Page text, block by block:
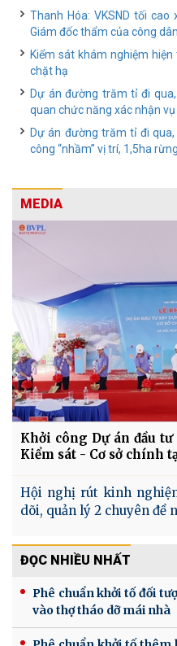
Thanh Hóa: VKSND tối
Giám đốc thẩm của công dân
Kiểm sát khám nghiệm
chặt hạ
Dự án đường trăm tỉ đi
quan chức năng xác nhận
Dự án đường trăm tỉ đi qua,
công “nhầm” vị trí, 1,5ha
MEDIA
Khởi công Dự án đầu
Kiểm sát - Cơ sở chính
Hội nghị rút kinh
dõi, quản lý 2 chuyên đề
ĐỌC NHIỀU NHẤT
Phê chuẩn khởi tố đối
vào thợ tháo dỡ mái nhà